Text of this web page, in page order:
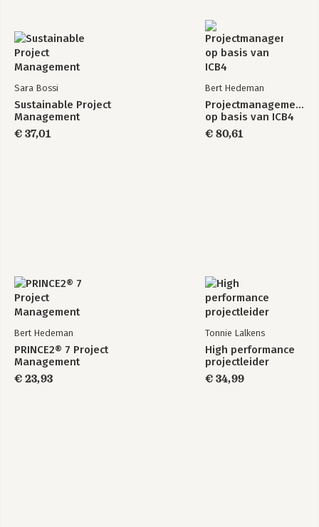
Sara Bossi
Sustainable Project
Management
€ 37,01
Bert Hedeman
Projectmanagement
op basis van ICB4
€ 80,61
Bert Hedeman
PRINCE2® 7 Project
Management
€ 23,93
Tonnie Lalkens
High performance
projectleider
€ 34,99